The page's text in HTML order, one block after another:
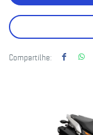
Compartilhe: